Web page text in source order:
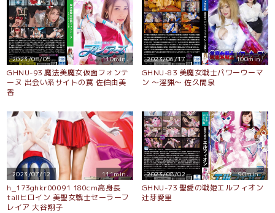
2023/08/05 110min.
GHNU-93 魔法美魔女仮面フォンテ
ーヌ 出会い系サイトの罠 佐伯由美
香
2023/06/17 100min.
GHNU-83 美魔女戦士パワーウーマ
ン 〜淫猟〜 佐久間泉
2023/07/12 111min.
h_173ghkr00091 180cm高身長
tallヒロイン 美聖女戦士セーラーフ
レイア 大谷翔子
2023/08/02 90min.
GHNU-73 聖愛の戦姫エルフィオン
辻芽愛里